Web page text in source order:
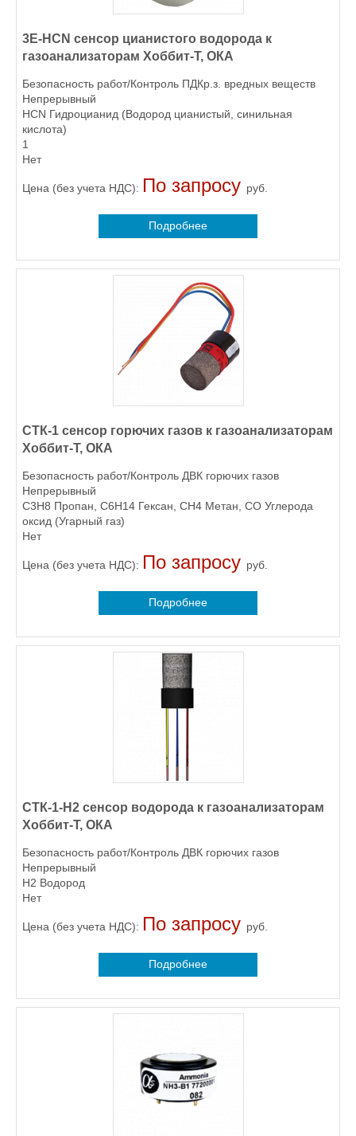
3E-HCN сенсор цианистого водорода к
газоанализаторам Хоббит-Т, ОКА
Безопасность работ/Контроль ПДКр.з. вредных веществ
Непрерывный
HCN Гидроцианид (Водород цианистый, синильная
кислота)
1
Нет
Цена (без учета НДС): По запросу руб.
Подробнее
СТК-1 сенсор горючих газов к газоанализаторам
Хоббит-Т, ОКА
Безопасность работ/Контроль ДВК горючих газов
Непрерывный
C3H8 Пропан, C6H14 Гексан, CH4 Метан, CO Углерода
оксид (Угарный газ)
Нет
Цена (без учета НДС): По запросу руб.
Подробнее
СТК-1-H2 сенсор водорода к газоанализаторам
Хоббит-Т, ОКА
Безопасность работ/Контроль ДВК горючих газов
Непрерывный
H2 Водород
Нет
Цена (без учета НДС): По запросу руб.
Подробнее